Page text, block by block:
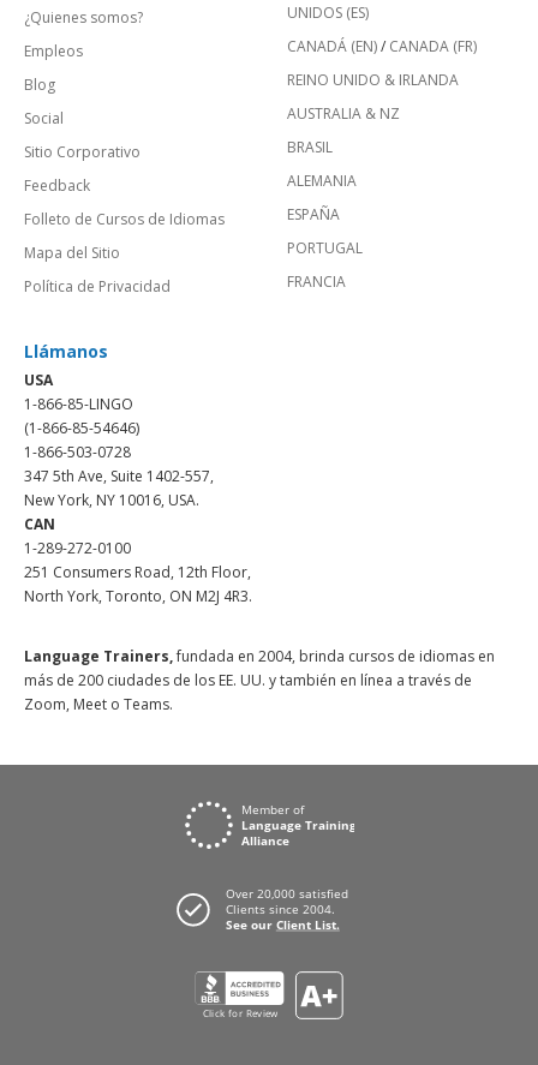
¿Quienes somos?
Empleos
Blog
Social
Sitio Corporativo
Feedback
Folleto de Cursos de Idiomas
Mapa del Sitio
Política de Privacidad
UNIDOS (ES)
CANADÁ (EN)/ CANADA (FR)
REINO UNIDO & IRLANDA
AUSTRALIA & NZ
BRASIL
ALEMANIA
ESPAÑA
PORTUGAL
FRANCIA
Llámanos
USA
1-866-85-LINGO
(1-866-85-54646)
1-866-503-0728
347 5th Ave, Suite 1402-557,
New York, NY 10016, USA.
CAN
1-289-272-0100
251 Consumers Road, 12th Floor,
North York, Toronto, ON M2J 4R3.
Language Trainers,fundada en 2004, brinda cursos de idiomas en
más de 200 ciudades de los EE. UU. y también en línea a través de
Zoom, Meet o Teams.